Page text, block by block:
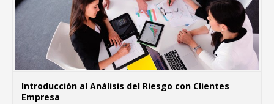
Introducción al Análisis del Riesgo con Clientes
Empresa